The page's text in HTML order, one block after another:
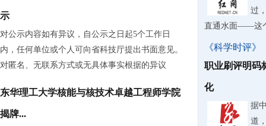
示
对公示内容如有异议，自公示之日起5个工作日
内，任何单位或个人可向省科技厅提出书面意见。
对匿名、无联系方式或无具体事实根据的异议
东华理工大学核能与核技术卓越工程师学院
揭牌...
过
直通水面——这
《科学时评》
职业刷评明码
化
据
道